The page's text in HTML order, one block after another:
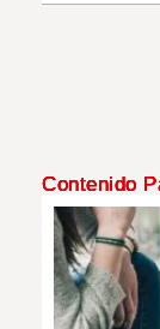
Contenido